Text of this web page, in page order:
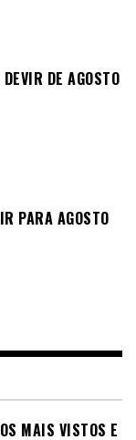
DE AGOSTO
PARA AGOSTO
MAIS VISTOS E